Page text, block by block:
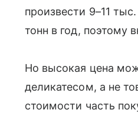
произвести 9–11
тонн в год, поэтому
Но высокая цена
деликатесом, а не
стоимости часть